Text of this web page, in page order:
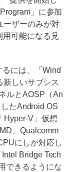
」に参加
ーザーのみが対
用可能になる見
には、「Wind
新しいサブシス
ルとAOSP（An
たAndroid OS
Hyper-V」仮想
、Qualcomm
にしか対応し
Bridge Tech
できるようにな